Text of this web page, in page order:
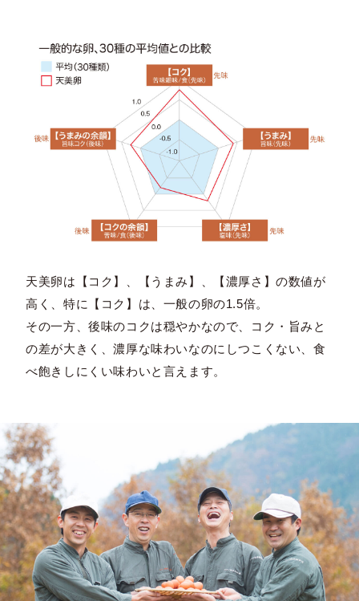
天美卵は【コク】、【うまみ】、【濃厚さ】の数値が
高く、特に【コク】は、一般の卵の1.5倍。
その一方、後味のコクは穏やかなので、コク・旨みと
の差が大きく、濃厚な味わいなのにしつこくない、食
べ飽きしにくい味わいと言えます。